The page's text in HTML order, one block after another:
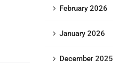
February 2026
January 2026
December 2025